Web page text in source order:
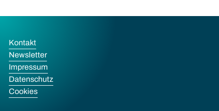
Kontakt
Newsletter
Impressum
Datenschutz
Cookies